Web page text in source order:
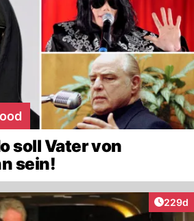
soll Vater von
sein!
229d